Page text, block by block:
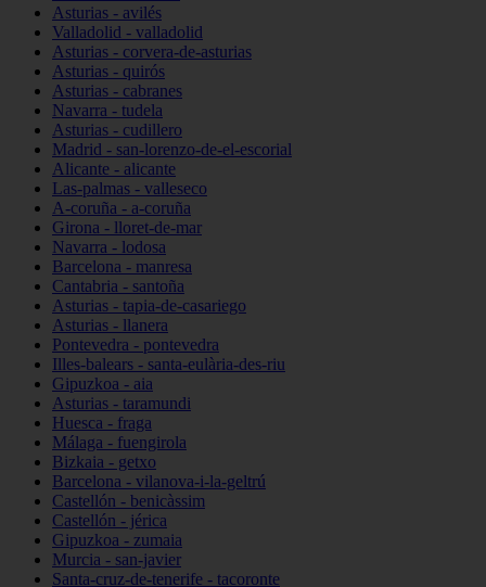
Asturias - avilés
Valladolid - valladolid
Asturias - corvera-de-asturias
Asturias - quirós
Asturias - cabranes
Navarra - tudela
Asturias - cudillero
Madrid - san-lorenzo-de-el-escorial
Alicante - alicante
Las-palmas - valleseco
A-coruña - a-coruña
Girona - lloret-de-mar
Navarra - lodosa
Barcelona - manresa
Cantabria - santoña
Asturias - tapia-de-casariego
Asturias - llanera
Pontevedra - pontevedra
Illes-balears - santa-eulària-des-riu
Gipuzkoa - aia
Asturias - taramundi
Huesca - fraga
Málaga - fuengirola
Bizkaia - getxo
Barcelona - vilanova-i-la-geltrú
Castellón - benicàssim
Castellón - jérica
Gipuzkoa - zumaia
Murcia - san-javier
Santa-cruz-de-tenerife - tacoronte